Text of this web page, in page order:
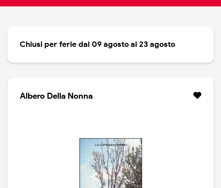
Chiusi per ferie dal 09 agosto al 23 agosto
Albero Della Nonna